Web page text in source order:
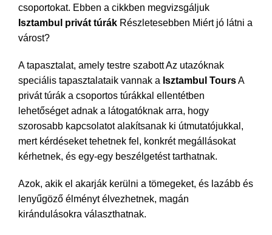
csoportokat. Ebben a cikkben megvizsgáljuk
Isztambul privát túrák Részletesebben Miért jó látni a
várost?
A tapasztalat, amely testre szabott Az utazóknak
speciális tapasztalataik vannak a Isztambul ToursA
privát túrák a csoportos túrákkal ellentétben
lehetőséget adnak a látogatóknak arra, hogy
szorosabb kapcsolatot alakítsanak ki útmutatójukkal,
mert kérdéseket tehetnek fel, konkrét megállásokat
kérhetnek, és egy-egy beszélgetést tarthatnak.
Azok, akik el akarják kerülni a tömegeket, és lazább és
lenyűgöző élményt élvezhetnek, magán
kirándulásokra választhatnak.